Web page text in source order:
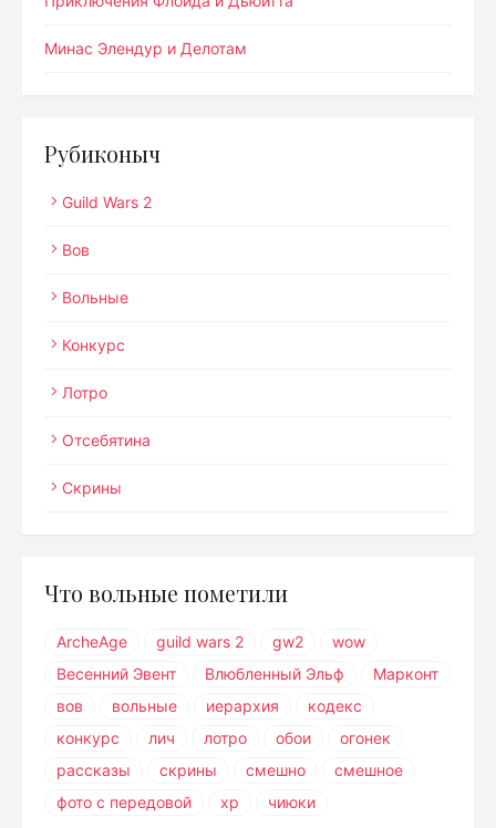
Минас Элендур и Делотам
Рубиконыч
Guild Wars 2
Вов
Вольные
Конкурс
Лотро
Отсебятина
Скрины
Что вольные пометили
ArcheAge guild wars 2 gw2
wow
Весенний Эвент
Влюбленный Эльф
Марконт
вов
вольные иерархия
кодекс
конкурс
лич лотро обои
огонек
рассказы
скрины смешно
смешное
фото с передовой
хр чиюки